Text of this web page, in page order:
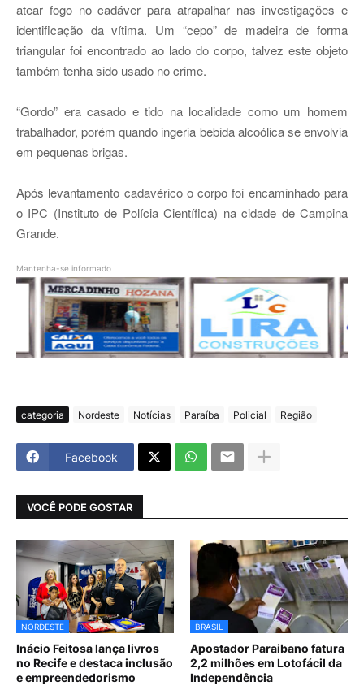
atear fogo no cadáver para atrapalhar nas investigações e
identificação da vítima. Um “cepo” de madeira de forma
triangular foi encontrado ao lado do corpo, talvez este objeto
também tenha sido usado no crime.
“Gordo” era casado e tido na localidade como um homem
trabalhador, porém quando ingeria bebida alcoólica se envolvia
em pequenas brigas.
Após levantamento cadavérico o corpo foi encaminhado para
o IPC (Instituto de Polícia Científica) na cidade de Campina
Grande.
Mantenha-se informado
categoria Nordeste Notícias Paraíba Policial Região
Facebook
VOCÊ PODE GOSTAR
NORDESTE
Inácio Feitosa lança livros
no Recife e destaca inclusão
e empreendedorismo
BRASIL
Apostador Paraibano fatura
2,2 milhões em Lotofácil da
Independência